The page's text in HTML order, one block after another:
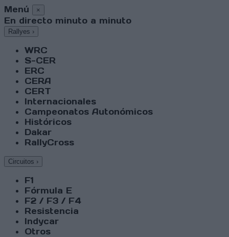
Menú ×
En directo minuto a minuto
Rallyes ›
WRC
S-CER
ERC
CERA
CERT
Internacionales
Campeonatos Autonómicos
Históricos
Dakar
RallyCross
Circuitos ›
F1
Fórmula E
F2 / F3 / F4
Resistencia
Indycar
Otros